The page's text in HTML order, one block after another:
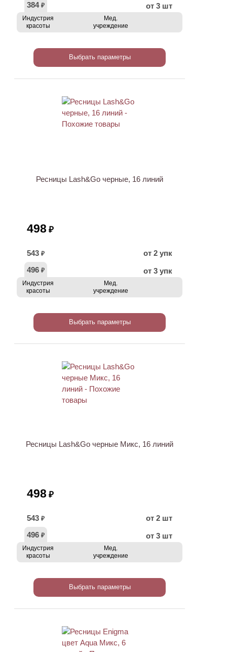
384 ₽ от 3 шт
Индустрия
красоты
Мед.
учреждение
Выбрать параметры
Ресницы Lash&Go черные, 16 линий
498 ₽
543 ₽
от 2 упк
496 ₽ от 3 упк
Индустрия
красоты
Мед.
учреждение
Выбрать параметры
Ресницы Lash&Go черные Микс, 16 линий
498 ₽
543 ₽
от 2 шт
496 ₽ от 3 шт
Индустрия
красоты
Мед.
учреждение
Выбрать параметры